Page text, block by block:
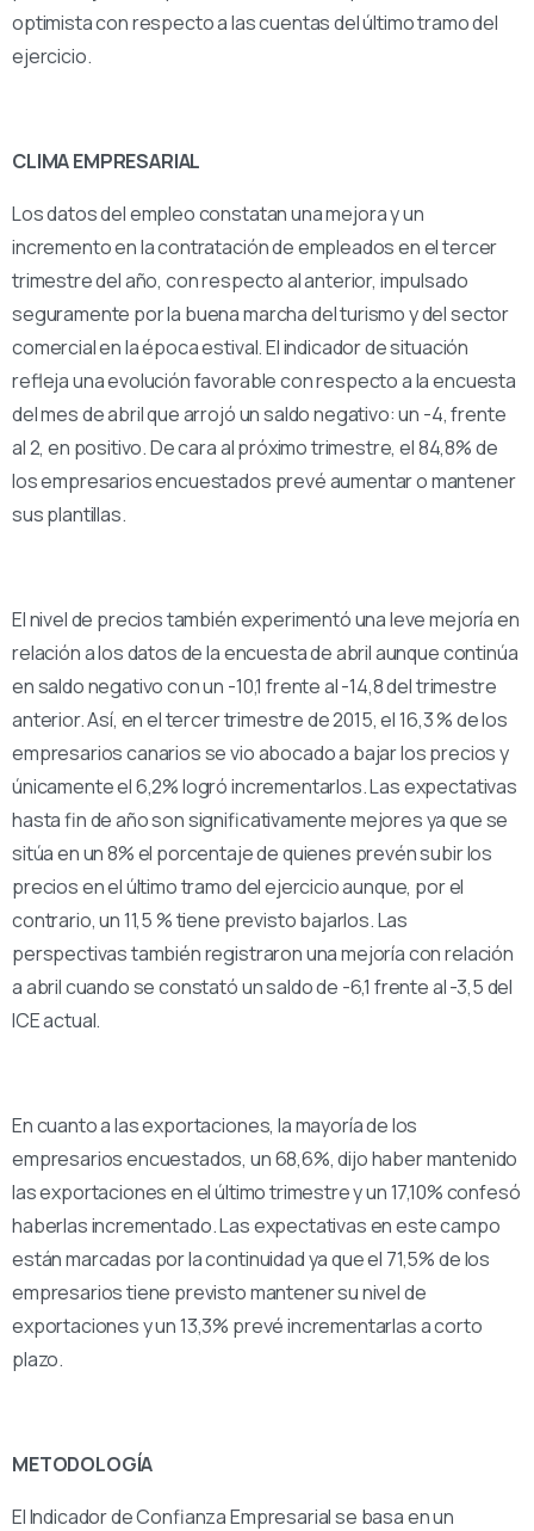
optimista con respecto a las cuentas del último tramo del
ejercicio.
CLIMA EMPRESARIAL
Los datos del empleo constatan una mejora y un
incremento en la contratación de empleados en el tercer
trimestre del año, con respecto al anterior, impulsado
seguramente por la buena marcha del turismo y del sector
comercial en la época estival. El indicador de situación
refleja una evolución favorable con respecto a la encuesta
del mes de abril que arrojó un saldo negativo: un -4, frente
al 2, en positivo. De cara al próximo trimestre, el 84,8% de
los empresarios encuestados prevé aumentar o mantener
sus plantillas.
El nivel de precios también experimentó una leve mejoría en
relación a los datos de la encuesta de abril aunque continúa
en saldo negativo con un -10,1 frente al -14,8 del trimestre
anterior. Así, en el tercer trimestre de 2015, el 16,3 % de los
empresarios canarios se vio abocado a bajar los precios y
únicamente el 6,2% logró incrementarlos. Las expectativas
hasta fin de año son significativamente mejores ya que se
sitúa en un 8% el porcentaje de quienes prevén subir los
precios en el último tramo del ejercicio aunque, por el
contrario, un 11,5 % tiene previsto bajarlos. Las
perspectivas también registraron una mejoría con relación
a abril cuando se constató un saldo de -6,1 frente al -3,5 del
ICE actual.
En cuanto a las exportaciones, la mayoría de los
empresarios encuestados, un 68,6%, dijo haber mantenido
las exportaciones en el último trimestre y un 17,10% confesó
haberlas incrementado. Las expectativas en este campo
están marcadas por la continuidad ya que el 71,5% de los
empresarios tiene previsto mantener su nivel de
exportaciones y un 13,3% prevé incrementarlas a corto
plazo.
METODOLOGÍA
El Indicador de Confianza Empresarial se basa en un